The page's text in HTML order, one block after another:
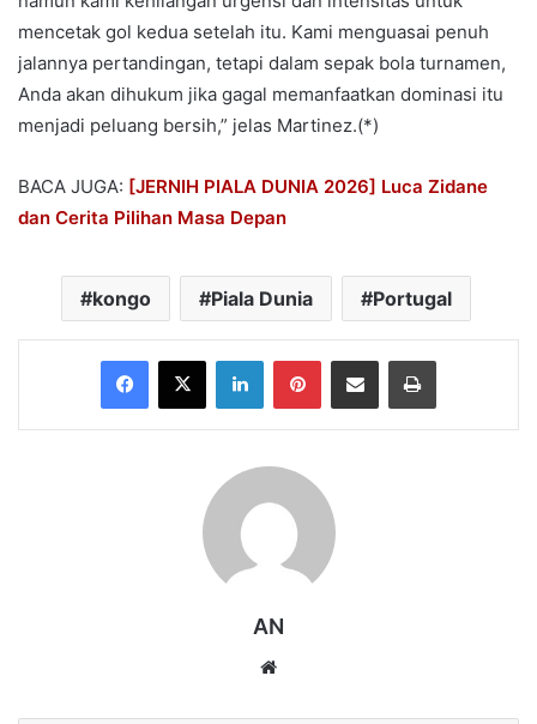
mencetak gol kedua setelah itu. Kami menguasai penuh
jalannya pertandingan, tetapi dalam sepak bola turnamen,
Anda akan dihukum jika gagal memanfaatkan dominasi itu
menjadi peluang bersih,” jelas Martinez.(*)
BACA JUGA: [JERNIH PIALA DUNIA 2026] Luca Zidane
dan Cerita Pilihan Masa Depan
kongo Piala Dunia Portugal
Facebook
X LinkedInPinterestShare via Email Print
AN